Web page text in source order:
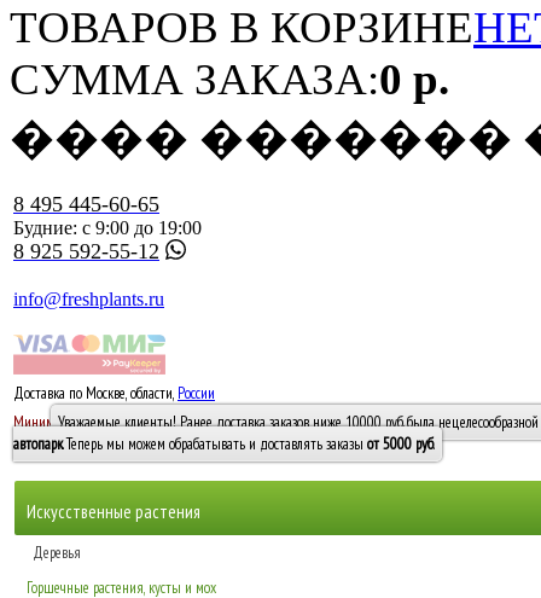
ТОВАРОВ В КОРЗИНЕ
СУММА ЗАКАЗА:0 р.
���� �������
8 495 445-60-65
Будние: с 9:00 до 19:00
8 925 592-55-12
info@freshplants.ru
Доставка по Москве, области, России
Минимальный заказ -10 0005000 руб.
Уважаемые клиенты! Ранее доставка заказов ниже 10000 руб. была
автопарк. Теперь мы можем обрабатывать и доставлять заказы от 5000 руб.
Искусственные растения
Деревья
Бамбуки
Горшечные растения, кусты и мох